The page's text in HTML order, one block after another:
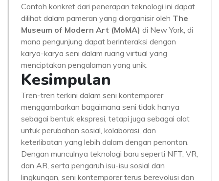
Contoh konkret dari penerapan teknologi ini dapat
dilihat dalam pameran yang diorganisir oleh The
Museum of Modern Art (MoMA) di New York, di
mana pengunjung dapat berinteraksi dengan
karya-karya seni dalam ruang virtual yang
menciptakan pengalaman yang unik.
Kesimpulan
Tren-tren terkini dalam seni kontemporer
menggambarkan bagaimana seni tidak hanya
sebagai bentuk ekspresi, tetapi juga sebagai alat
untuk perubahan sosial, kolaborasi, dan
keterlibatan yang lebih dalam dengan penonton.
Dengan munculnya teknologi baru seperti NFT, VR,
dan AR, serta pengaruh isu-isu sosial dan
lingkungan, seni kontemporer terus berevolusi dan